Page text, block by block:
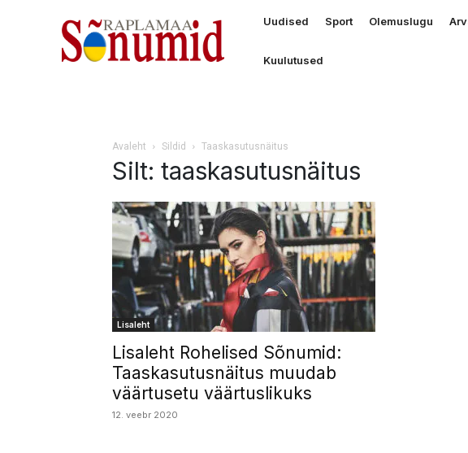
Uudised Sport Olemuslugu
Kuulutused
Avaleht Sildid Taaskasutusnäitus
Silt: taaskasutusnäitus
Lisaleht
Lisaleht Rohelised Sõnumid:
Taaskasutusnäitus muudab
väärtusetu väärtuslikuks
12. veebr 2020